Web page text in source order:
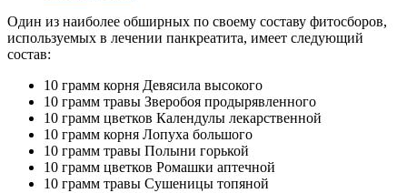
Один из наиболее обширных по своему составу фитосборов,
используемых в лечении панкреатита, имеет следующий
состав:
10 грамм корня Девясила высокого
10 грамм травы Зверобоя продырявленного
10 грамм цветков Календулы лекарственной
10 грамм корня Лопуха большого
10 грамм травы Полыни горькой
10 грамм цветков Ромашки аптечной
10 грамм травы Сушеницы топяной